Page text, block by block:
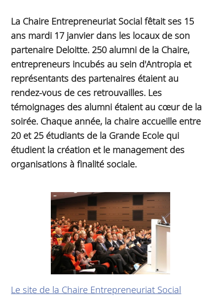
La Chaire Entrepreneuriat Social fêtait ses 15
ans mardi 17 janvier dans les locaux de son
partenaire Deloitte. 250 alumni de la Chaire,
entrepreneurs incubés au sein d'Antropia et
représentants des partenaires étaient au
rendez-vous de ces retrouvailles. Les
témoignages des alumni étaient au cœur de la
soirée. Chaque année, la chaire accueille entre
20 et 25 étudiants de la Grande Ecole qui
étudient la création et le management des
organisations à finalité sociale.
Le site de la Chaire Entrepreneuriat Social